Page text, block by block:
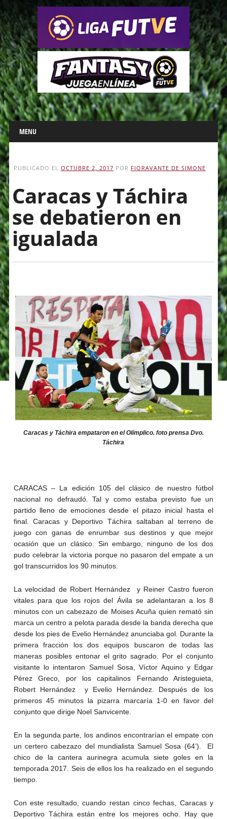
Main menu
Skip
to
content
MENU
PUBLICADO EL OCTUBRE 2, 2017 POR FIORAVANTE DE SIMONE
Caracas y Táchira
se debatieron en
igualada
Caracas y Táchira empataron en el Olímplico. foto prensa Dvo.
Táchira
CARACAS – La edición 105 del clásico de nuestro fútbol
nacional no defraudó. Tal y como estaba previsto fue un
partido lleno de emociones desde el pitazo inicial hasta el
final. Caracas y Deportivo Táchira saltaban al terreno de
juego con ganas de enrumbar sus destinos y que mejor
ocasión que un clásico. Sin embargo, ninguno de los dos
pudo celebrar la victoria porque no pasaron del empate a un
gol transcurridos los 90 minutos.
La velocidad de Robert Hernández y Reiner Castro fueron
vitales para que los rojos del Ávila se adelantaran a los 8
minutos con un cabezazo de Moises Acuña quien remató sin
marca un centro a pelota parada desde la banda derecha que
desde los pies de Evelio Hernández anunciaba gol. Durante la
primera fracción los dos equipos buscaron de todas las
maneras posibles entonar el grito sagrado. Por el conjunto
visitante lo intentaron Samuel Sosa, Víctor Aquino y Edgar
Pérez Greco, por los capitalinos Fernando Aristeguieta,
Robert Hernández y Evelio Hernández. Después de los
primeros 45 minutos la pizarra marcaría 1-0 en favor del
conjunto que dirige Noel Sanvicente.
En la segunda parte, los andinos encontrarían el empate con
un certero cabezazo del mundialista Samuel Sosa (64’). El
chico de la cantera aurinegra acumula siete goles en la
temporada 2017. Seis de ellos los ha realizado en el segundo
tiempo.
Con este resultado, cuando restan cinco fechas, Caracas y
Deportivo Táchira están entre los mejores ocho. Hay que